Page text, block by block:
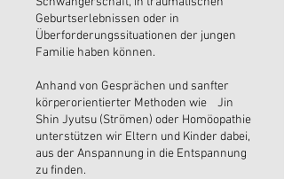
Geburtserlebnissen oder in
Überforderungssituationen der jungen
Familie haben können.
Anhand von Gesprächen und sanfter
körperorientierter Methoden wie Jin
Shin Jyutsu (Strömen) oder Homöopathie
unterstützen wir Eltern und Kinder dabei,
aus der Anspannung in die Entspannung
zu finden.